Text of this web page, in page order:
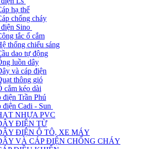
hạ thế
chống cháy
Sino
tắc ổ cắm
thống chiếu sáng
dao tự động
luồn dây
và cáp điện
thông gió
cắm kéo dài
điện Trần Phú
điện Cadi - Sun
NHỰA PVC
ĐIỆN TỪ
ĐIỆN Ô TÔ, XE MÁY
VÀ CÁP ĐIỆN CHỐNG CHÁY